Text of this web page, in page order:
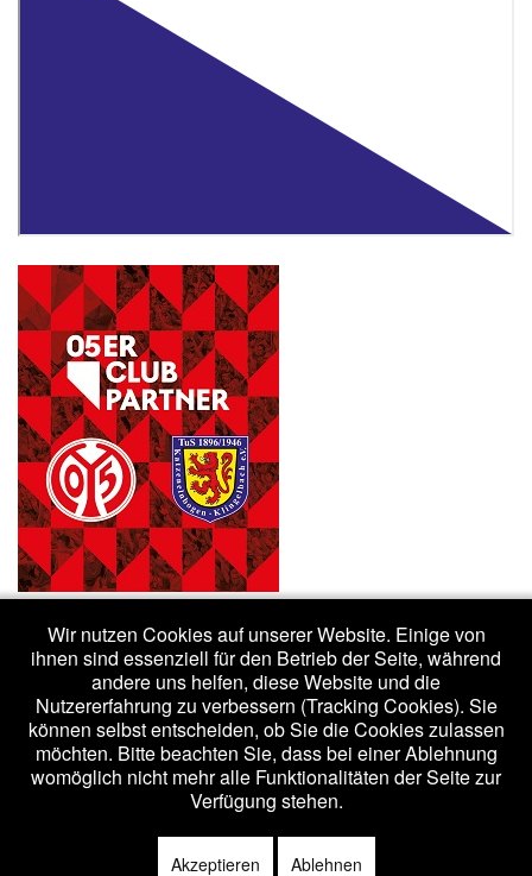
(c) 2020 - tuskk.de / Impressum/Datenschutzerklärung
Bootstrapis a front-end framework of Twitter, Inc. Code licensed under
Wir nutzen Cookies auf unserer Website. Einige von
ihnen sind essenziell für den Betrieb der Seite, während
andere uns helfen, diese Website und die
Nutzererfahrung zu verbessern (Tracking Cookies). Sie
können selbst entscheiden, ob Sie die Cookies zulassen
möchten. Bitte beachten Sie, dass bei einer Ablehnung
womöglich nicht mehr alle Funktionalitäten der Seite zur
Verfügung stehen.
Akzeptieren Ablehnen